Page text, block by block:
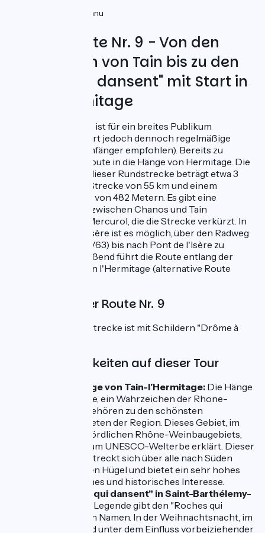
(68%) Inconnu
Fahrradroute Nr. 9 - Von den
Weinbergen von Tain bis zu den
"Roches qui dansent" mit Start in
Tain-l'Hermitage
Diese Rundstrecke ist für ein breites Publikum
zugänglich, erfordert jedoch dennoch regelmäßige
Praxis (nicht für Anfänger empfohlen). Bereits zu
Beginn steigt die Route in die Hänge von Hermitage. Die
geschätzte Dauer dieser Rundstrecke beträgt etwa 3
Stunden bei einer Strecke von 55 km und einem
Höhenunterschied von 482 Metern. Es gibt eine
mögliche Variante zwischen Chanos und Tain
L'Hermitage über Mercurol, die die Strecke verkürzt. In
Châteauneuf-sur-Isère ist es möglich, über den Radweg
entlang der Isère (V63) bis nach Pont de l'Isère zu
gelangen. Anschließend führt die Route entlang der
Rhône bis nach Tain l'Hermitage (alternative Route
Markierung der Route Nr. 9
Die gesamte Rundstrecke ist mit Schildern "Drôme à
Sehenswürdigkeiten auf dieser Tour
Die Weinberge von Tain-l’Hermitage: Die Hänge
von Hermitage, ein Wahrzeichen der Rhone-
Landschaft, gehören zu den schönsten
Weinbaugebieten der Region. Dieses Gebiet, im
Herzen des nördlichen Rhône-Weinbaugebiets,
wurde 2013 zum UNESCO-Welterbe erklärt. Dieser
Weinberg erstreckt sich über alle nach Süden
ausgerichteten Hügel und bietet ein sehr hohes
landschaftliches und historisches Interesse.
Die "Roches qui dansent" in Saint-Barthélemy-
: Eine Legende gibt den "Roches qui
dansent" ihren Namen. In der Weihnachtsnacht, im
Mondlicht und unter dem Einfluss vorbeiziehender